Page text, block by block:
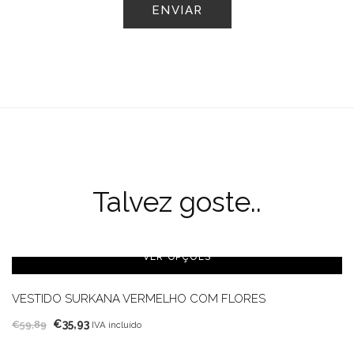
Talvez goste..
VER OPÇÕES
VESTIDO SURKANA VERMELHO COM FLORES
€59,89 O
€35,93OIVA incluído